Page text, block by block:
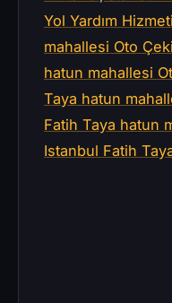
Yol Yardım Hizmeti
mahallesi Oto
hatun mahallesi
Taya hatun
Fatih Taya hatun
Istanbul Fatih